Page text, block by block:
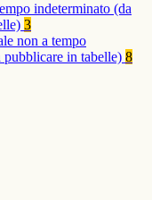
indeterminato (da
3
non a tempo
pubblicare in tabelle) 8